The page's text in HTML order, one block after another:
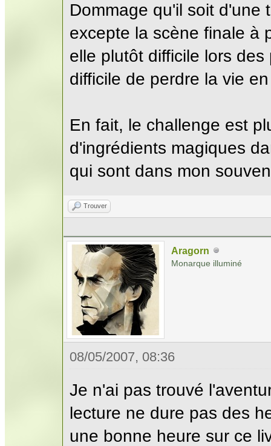
Dommage qu'il soit d'une
excepte la scène finale à
elle plutôt difficile lors
difficile de perdre la vie
En fait, le challenge est
d'ingrédients magiques
qui sont dans mon
Trouver
Aragorn
Monarque illuminé
08/05/2007, 08:36
Je n'ai pas trouvé
lecture ne dure pas des
une bonne heure sur ce